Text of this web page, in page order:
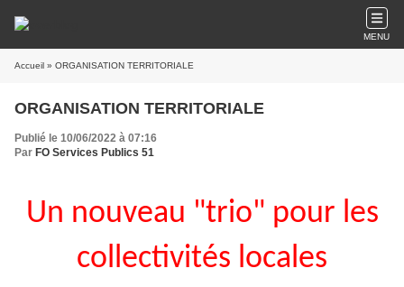
MENU
Accueil » ORGANISATION TERRITORIALE
ORGANISATION TERRITORIALE
Publié le 10/06/2022 à 07:16
Par FO Services Publics 51
Un nouveau "trio" pour les
collectivités locales